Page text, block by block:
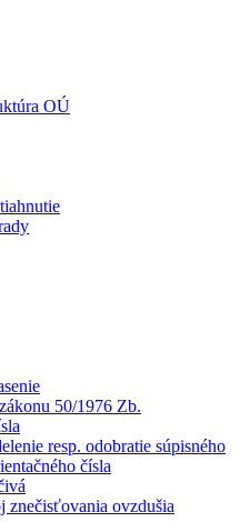
OÚ
50/1976 Zb.
resp. odobratie súpisného
čísla
znečisťovania ovzdušia